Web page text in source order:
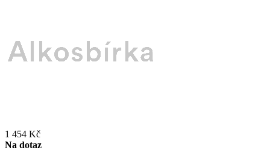
1 454 Kč
Na dotaz